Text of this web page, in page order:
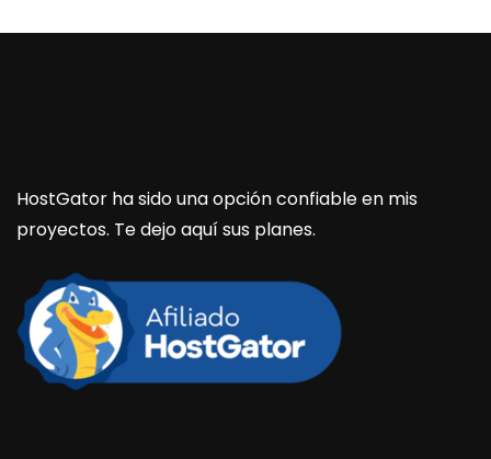
HostGator ha sido una opción confiable en mis
proyectos. Te dejo aquí sus planes.